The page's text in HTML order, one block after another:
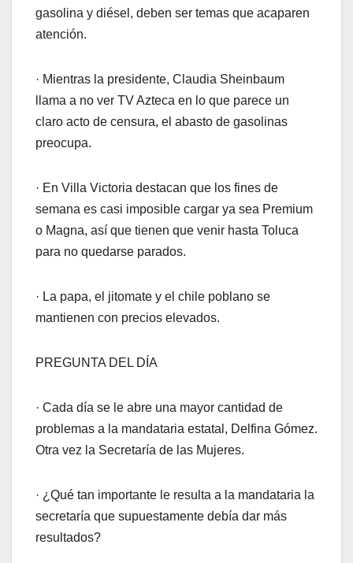
gasolina y diésel, deben ser temas que acaparen
atención.
· Mientras la presidente, Claudia Sheinbaum
llama a no ver TV Azteca en lo que parece un
claro acto de censura, el abasto de gasolinas
preocupa.
· En Villa Victoria destacan que los fines de
semana es casi imposible cargar ya sea Premium
o Magna, así que tienen que venir hasta Toluca
para no quedarse parados.
· La papa, el jitomate y el chile poblano se
mantienen con precios elevados.
PREGUNTA DEL DÍA
· Cada día se le abre una mayor cantidad de
problemas a la mandataria estatal, Delfina Gómez.
Otra vez la Secretaría de las Mujeres.
· ¿Qué tan importante le resulta a la mandataria la
secretaría que supuestamente debía dar más
resultados?